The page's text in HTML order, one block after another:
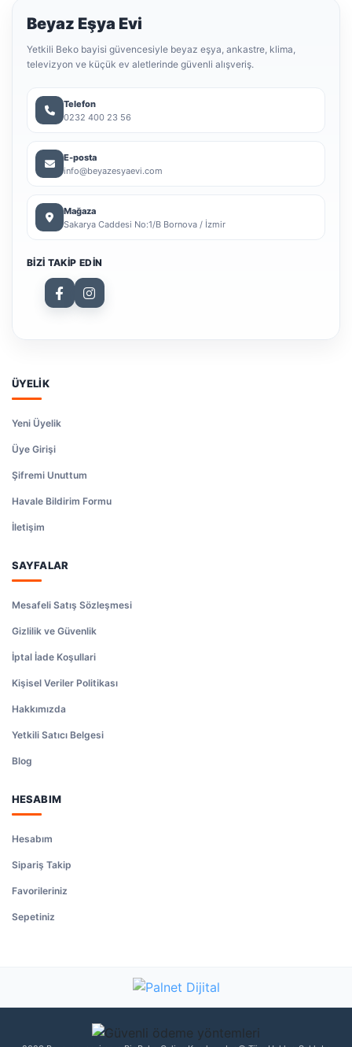
Beyaz Eşya Evi
Yetkili Beko bayisi güvencesiyle beyaz eşya, ankastre, klima,
televizyon ve küçük ev aletlerinde güvenli alışveriş.
Telefon
0232 400 23 56
E-posta
info@beyazesyaevi.com
Mağaza
Sakarya Caddesi No:1/B Bornova / İzmir
BIZI TAKIP EDIN
ÜYELİK
Yeni Üyelik
Üye Girişi
Şifremi Unuttum
Havale Bildirim Formu
İletişim
SAYFALAR
Mesafeli Satış Sözleşmesi
Gizlilik ve Güvenlik
İptal İade Koşullari
Kişisel Veriler Politikası
Hakkımızda
Yetkili Satıcı Belgesi
Blog
HESABIM
Hesabım
Sipariş Takip
Favorileriniz
Sepetiniz